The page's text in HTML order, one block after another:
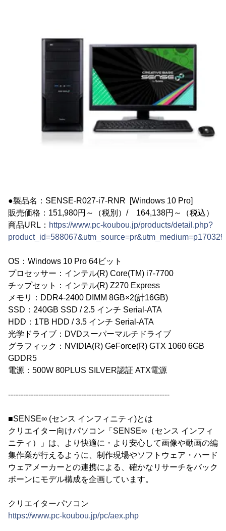
●製品名：SENSE-R027-i7-RNR [Windows 10 Pro]
販売価格：151,980円～（税別）/ 164,138円～（税込）
商品URL： https://www.pc-koubou.jp/products/detail.php?
OS：Windows 10 Pro 64ビット
プロセッサー：インテル(R) Core(TM) i7-7700
チップセット：インテル(R) Z270 Express
メモリ：DDR4-2400 DIMM 8GB×2(計16GB)
SSD：240GB SSD / 2.5 インチ Serial-ATA
HDD：1TB HDD / 3.5 インチ Serial-ATA
光学ドライブ：DVDスーパーマルチドライブ
グラフィック：NVIDIA(R) GeForce(R) GTX 1060 6GB
GDDR5
電源：500W 80PLUS SILVER認証 ATX電源
----------------------------------------------------------------
■SENSE∞ (センス インフィニティ)とは
クリエイター向けパソコン「SENSE∞（センス インフィ
ニティ）」は、より快適に・より安心して画像や動画の編
集作業が行えるように、制作現場やソフトウェア・ハード
ウェアメーカーとの連携による、確かなリサーチをバック
ボーンにモデル構成を企画しています。
クリエイターパソコン
https://www.pc-koubou.jp/pc/aex.php